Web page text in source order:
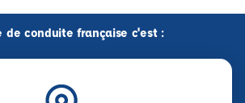
de conduite française c'est :